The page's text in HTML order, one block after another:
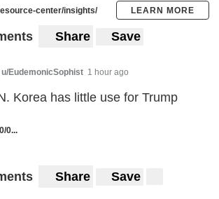
center/insights/ LEARN MORE
Share Save
u/EudemonicSophist 1 hour ago
Korea has little use for Trump
0...
Share Save